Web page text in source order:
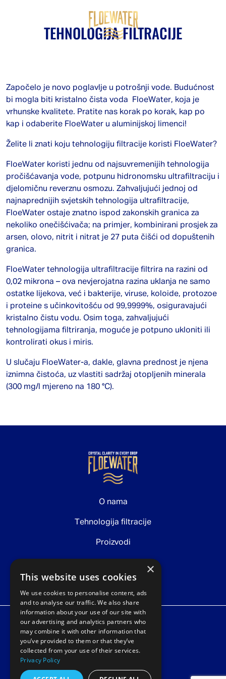
TEHNOLOGIJA FILTRACIJE
Započelo je novo poglavlje u potrošnji vode. Budućnost
bi mogla biti kristalno čista voda FloeWater, koja je
vrhunske kvalitete. Pratite nas korak po korak, kap po
kap i odaberite FloeWater u aluminijskoj limenci!
Želite li znati koju tehnologiju filtracije koristi FloeWater?
FloeWater koristi jednu od najsuvremenijih tehnologija
pročišćavanja vode, potpunu hidronomsku ultrafiltraciju i
djelomičnu reverznu osmozu. Zahvaljujući jednoj od
najnaprednijih svjetskih tehnologija ultrafiltracije,
FloeWater ostaje znatno ispod zakonskih granica za
nekoliko onečišćivača; na primjer, kombinirani prosjek za
arsen, olovo, nitrit i nitrat je 27 puta čišći od dopuštenih
granica.
FloeWater tehnologija ultrafiltracije filtrira na razini od
0,02 mikrona – ova nevjerojatna razina uklanja ne samo
ostatke lijekova, već i bakterije, viruse, koloide, protozoe
i proteine ​​s učinkovitošću od 99,9999%, osiguravajući
kristalno čistu vodu. Osim toga, zahvaljujući
tehnologijama filtriranja, moguće je potpuno ukloniti ili
kontrolirati okus i miris.
U slučaju FloeWater-a, dakle, glavna prednost je njena
iznimna čistoća, uz vlastiti sadržaj otopljenih minerala
(300 mg/l mjereno na 180 °C).
O nama
Tehnologija filtracije
Proizvodi
Kontakt
×
This website uses cookies
We use cookies to personalise content, ads
and to analyse our traffic. We also share
information about your use of our site with
our advertising and analytics partners who
may combine it with other information that
you’ve provided to them or that they’ve
collected from your use of their services.
Privacy Policy